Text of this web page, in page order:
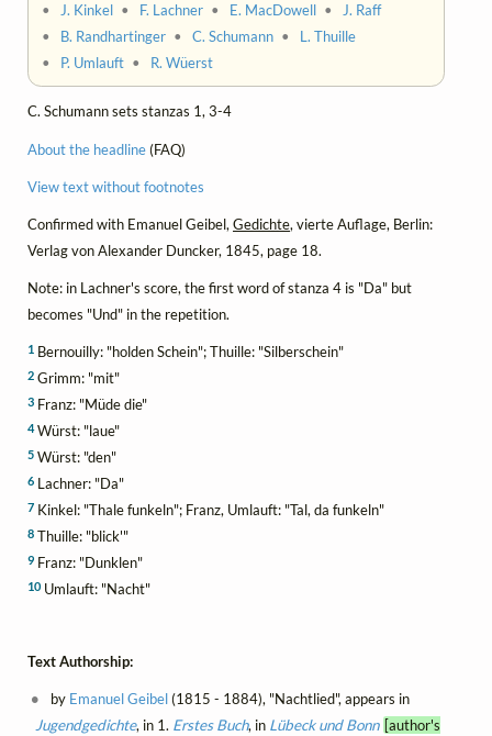
•
J. Kinkel • F. Lachner • E. MacDowell •
J. Raff
• B. Randhartinger •C. Schumann • L. Thuille
• P. Umlauft • R. Wüerst
C. Schumann sets stanzas 1, 3-4
About the headline(FAQ)
View text without footnotes
Confirmed with Emanuel Geibel, Gedichte, vierte Auflage, Berlin:
Verlag von Alexander Duncker, 1845, page 18.
Note: in Lachner's score, the first word of stanza 4 is "Da" but
becomes "Und" in the repetition.
1 Bernouilly: "holden Schein"; Thuille: "Silberschein"
2 Grimm: "mit"
3 Franz: "Müde die"
4Würst: "laue"
5 Würst: "den"
6 Lachner: "Da"
7 Kinkel: "Thale funkeln"; Franz, Umlauft: "Tal, da funkeln"
8 Thuille: "blick'"
9 Franz: "Dunklen"
10 Umlauft: "Nacht"
Text Authorship:
by Emanuel Geibel(1815 - 1884), "Nachtlied", appears in
Jugendgedichte, in 1. Erstes Buch, in Lübeck und Bonn [author's